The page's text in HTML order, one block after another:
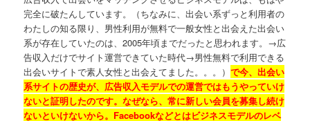
完全に破たんしています。（ちなみに、出会い系ずっと利用者の
わたしの知る限り、男性利用が無料で一般女性と出会えた出会い
系が存在していたのは、2005年頃までだったと思われます。→広
告収入だけでサイト運営できていた時代→男性無料で利用できる
出会いサイトで素人女性と出会えてました。。。）で今、出会い
系サイトの歴史が、広告収入モデルでの運営ではもうやっていけ
ないと証明したのです。なぜなら、常に新しい会員を募集し続け
ないといけないから。Facebookなどとはビジネスモデルのレベ